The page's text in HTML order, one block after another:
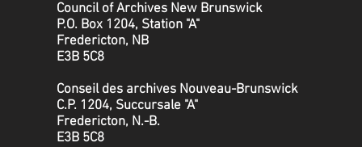
Council of Archives New Brunswick
P.O. Box 1204, Station "A"
Fredericton, NB
E3B 5C8
Conseil des archives Nouveau-Brunswick
C.P. 1204, Succursale "A"
Fredericton, N.-B.
​E3B 5C8